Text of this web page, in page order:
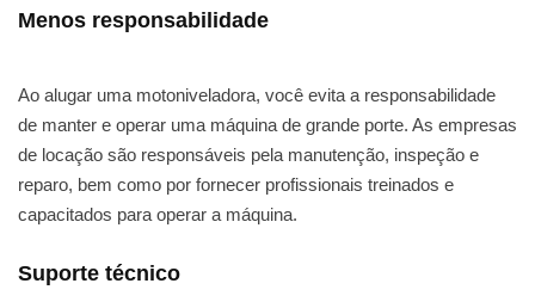
Menos responsabilidade
Ao alugar uma motoniveladora, você evita a responsabilidade
de manter e operar uma máquina de grande porte. As empresas
de locação são responsáveis pela manutenção, inspeção e
reparo, bem como por fornecer profissionais treinados e
capacitados para operar a máquina.
Suporte técnico